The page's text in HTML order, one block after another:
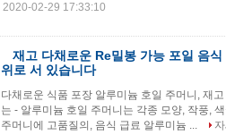
2020-02-29 17:33:10
재고 다채로운 Re밀봉 가능 포일 음
위로 서 있습니다
다채로운 식품 포장 알루미늄 호일 주머니, 재
는 - 알루미늄 호일 주머니는 각종 모양, 작풍,
주머니에 고품질의, 음식 급료 알루미늄 ...